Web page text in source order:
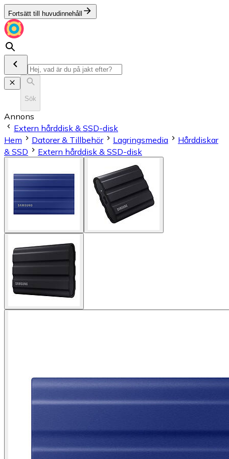
Fortsätt till huvudinnehåll
Sök
Annons
Extern hårddisk & SSD-disk
Hem
Datorer & Tillbehör Lagringsmedia
Hårddiskar
& SSD
Extern hårddisk & SSD-disk